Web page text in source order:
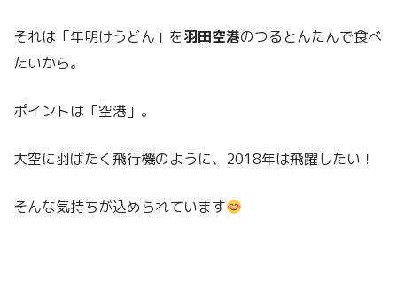
それは「年明けうどん」を羽田空港のつるとんたんで食べ
たいから。
ポイントは「空港」。
大空に羽ばたく飛行機のように、2018年は飛躍したい！
そんな気持ちが込められています